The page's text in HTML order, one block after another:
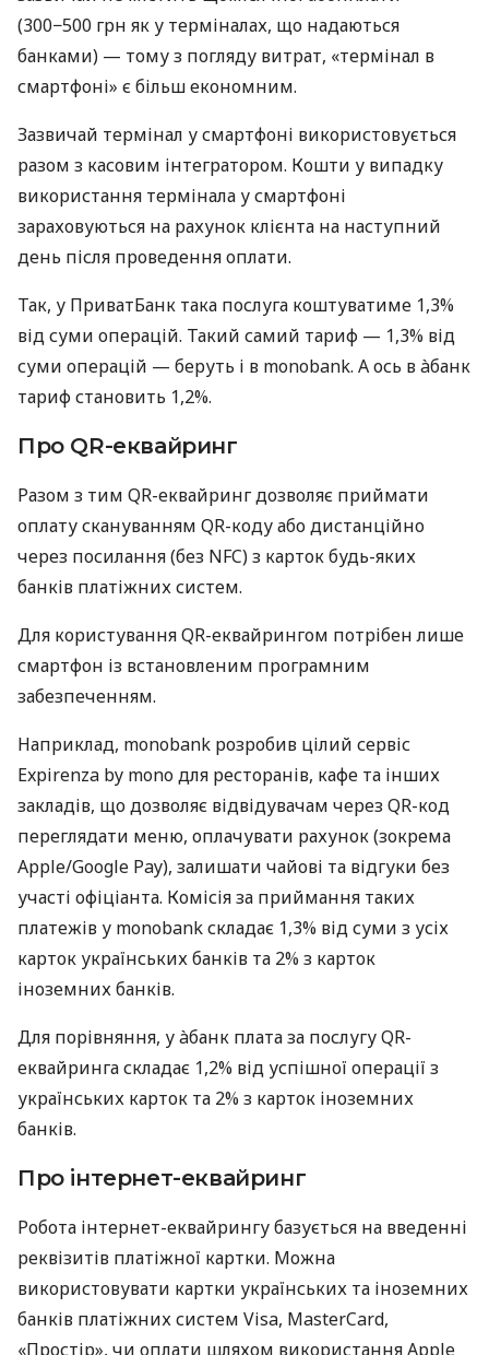
(300−500 грн як у терміналах, що надаються
банками) — тому з погляду витрат, «термінал в
смартфоні» є більш економним.
Зазвичай термінал у смартфоні використовується
разом з касовим інтегратором. Кошти у випадку
використання термінала у смартфоні
зараховуються на рахунок клієнта на наступний
день після проведення оплати.
Так, у ПриватБанк така послуга коштуватиме 1,3%
від суми операцій. Такий самий тариф — 1,3% від
суми операцій — беруть і в monobank. А ось в àбанк
тариф становить 1,2%.
Про QR-еквайринг
Разом з тим QR-еквайринг дозволяє приймати
оплату скануванням QR-коду або дистанційно
через посилання (без NFC) з карток будь-яких
банків платіжних систем.
Для користування QR-еквайрингом потрібен лише
смартфон із встановленим програмним
забезпеченням.
Наприклад, monobank розробив цілий сервіс
Expirenza by mono для ресторанів, кафе та інших
закладів, що дозволяє відвідувачам через QR-код
переглядати меню, оплачувати рахунок (зокрема
Apple/Google Pay), залишати чайові та відгуки без
участі офіціанта. Комісія за приймання таких
платежів у monobank складає 1,3% від суми з усіх
карток українських банків та 2% з карток
іноземних банків.
Для порівняння, у àбанк плата за послугу QR-
еквайринга складає 1,2% від успішної операції з
українських карток та 2% з карток іноземних
банків.
Про інтернет-еквайринг
Робота інтернет-еквайрингу базується на введенні
реквізитів платіжної картки. Можна
використовувати картки українських та іноземних
банків платіжних систем Visa, MasterCard,
«Простір», чи оплати шляхом використання Apple